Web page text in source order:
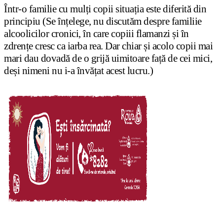
Într-o familie cu mulți copii situația este diferită din
principiu (Se înțelege, nu discutăm despre familiie
alcoolicilor cronici, în care copiii flamanzi și în
zdrențe cresc ca iarba rea. Dar chiar și acolo copii mai
mari dau dovadă de o grijă uimitoare față de cei mici,
deși nimeni nu i-a învățat acest lucru.)